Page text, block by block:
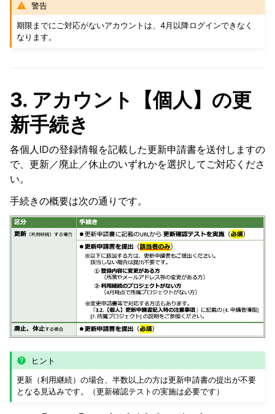
警告
期限までにご対応がないアカウントは、4月以降ログインできなく
なります。
3. アカウント【個人】の更
新手続き
各個人IDの登録情報を記載した更新申請書を送付しますの
で、更新／廃止／休止のいずれかを選択してご対応くださ
い。
手続きの概要は次の通りです。
ヒント
更新（利用継続）の場合、半数以上の方は更新申請書の提出が不要
となる見込みです。（更新確認テストの実施は必要です）